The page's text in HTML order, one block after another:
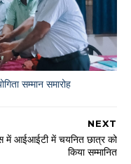
सम्मान समारोह
NEXT
में आईआईटी में चयनित छात्र को
किया सम्मानित